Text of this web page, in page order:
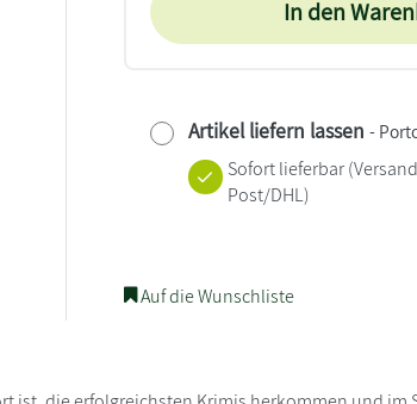
In den
Artikel liefern lassen -
Sofort lieferbar
Post/DHL)
Auf die Wunschliste